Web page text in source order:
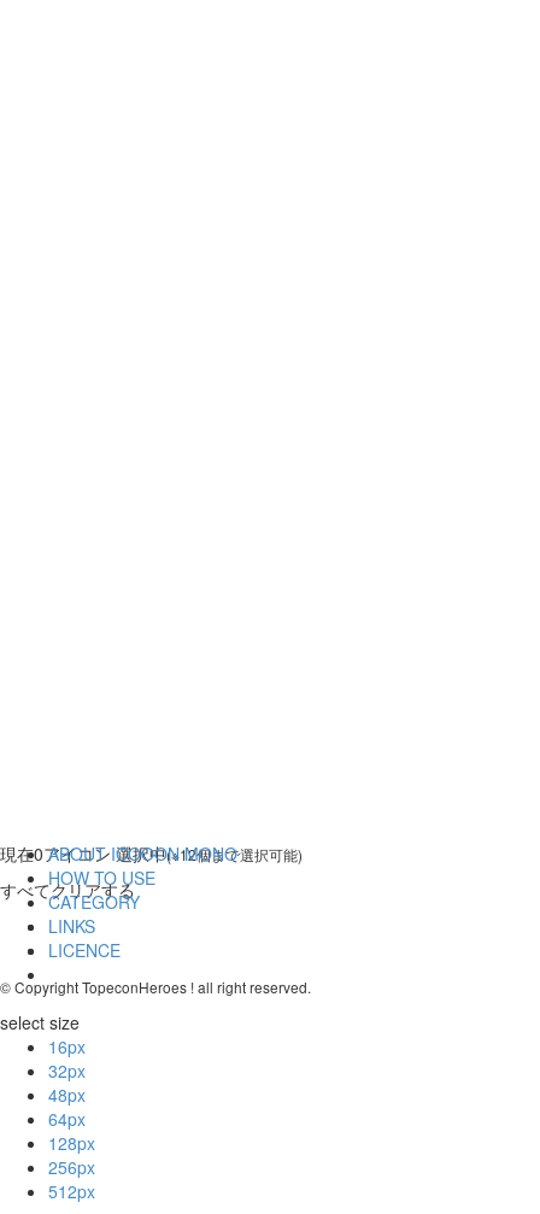
現在0アイコン 選択中(※12個まで選択可能)
すべてクリアする
select size
16px
32px
48px
64px
128px
256px
512px
ABOUT ICOOON MONO
HOW TO USE
CATEGORY
LINKS
LICENCE
© Copyright TopeconHeroes ! all right reserved.